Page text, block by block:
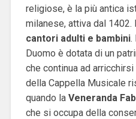
religiose, è la più antica
milanese, attiva dal 1402.
cantori adulti e bambini.
Duomo è dotata di un
che continua ad arricchirsi
della Cappella Musicale
quando la Veneranda
che si occupa della